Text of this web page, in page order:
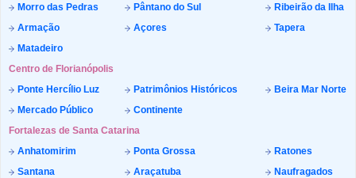
Morro das Pedras
Pântano do Sul
Ribeirão da Ilha
Armação
Açores
Tapera
Matadeiro
Centro de Florianópolis
Ponte Hercílio Luz
Patrimônios Históricos
Beira Mar Norte
Mercado Público
Continente
Fortalezas de Santa Catarina
Anhatomirim
Ponta Grossa
Ratones
Santana
Araçatuba Naufragados